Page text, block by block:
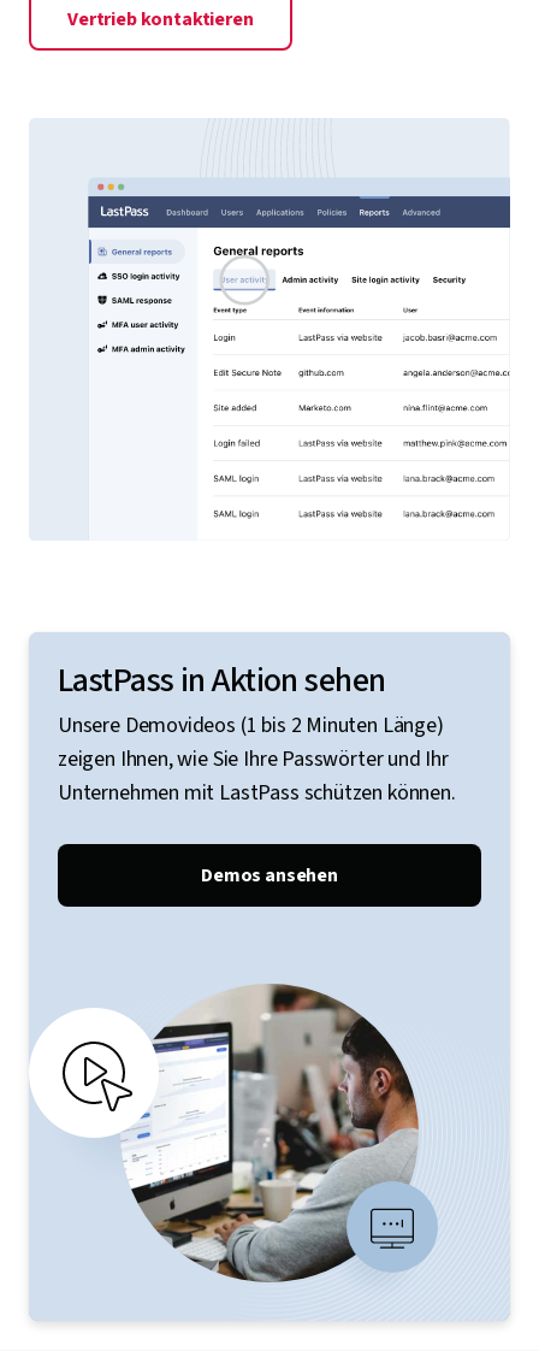
Vertrieb kontaktieren
LastPass in Aktion sehen
Unsere Demovideos (1 bis 2 Minuten Länge)
zeigen Ihnen, wie Sie Ihre Passwörter und Ihr
Unternehmen mit LastPass schützen können.
Demos ansehen